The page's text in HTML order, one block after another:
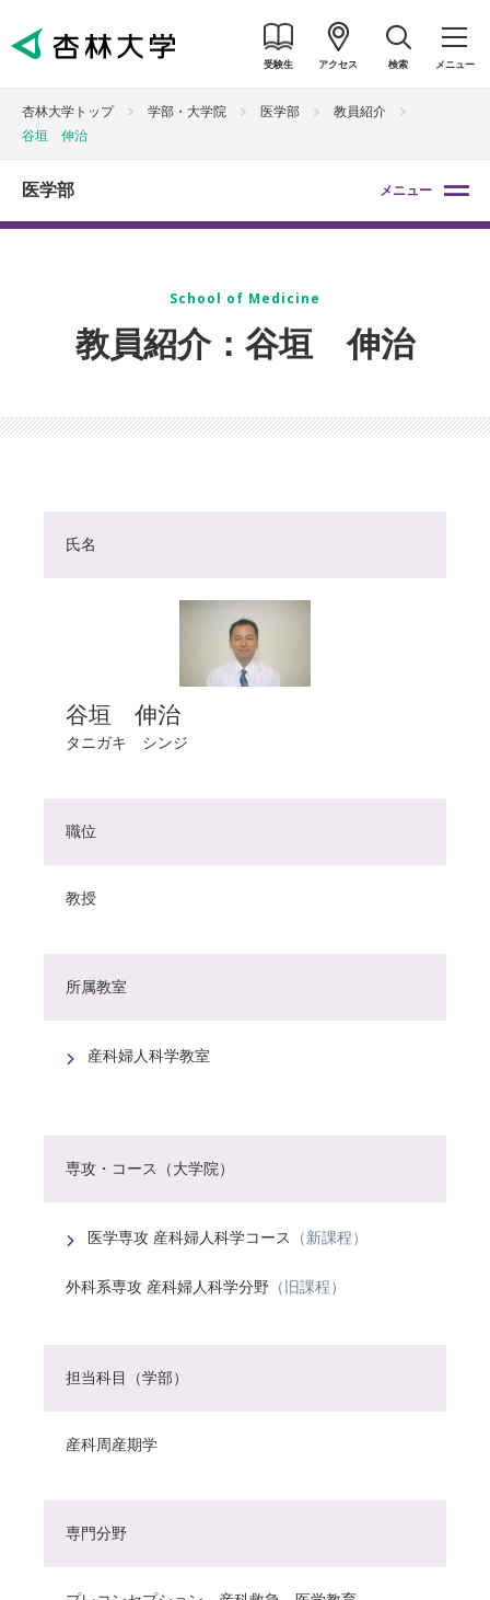
受験生 アクセス 検索 メニュー
杏林大学トップ 学部・大学院 医学部
教員紹介
谷垣 伸治
医学部 メニュー
School of Medicine
教員紹介：谷垣 伸治
氏名
谷垣 伸治
タニガキ シンジ
職位
教授
所属教室
産科婦人科学教室
専攻・コース（大学院）
医学専攻 産科婦人科学コース （新課程）
外科系専攻 産科婦人科学分野 （旧課程）
担当科目（学部）
産科周産期学
専門分野